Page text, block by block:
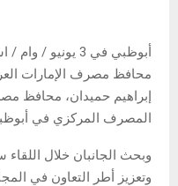
أبوظبي في 3
محافظ مصرف الإمارات
إبراهيم حميدان، محافظ
المصرف المركزي في
وبحث الجانبان خلال اللقاء
وتعزيز أطر التعاون في